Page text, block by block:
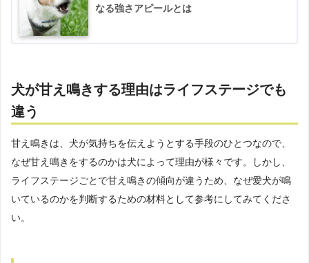
なる強さアピールとは
犬が甘え鳴きする理由はライフステージでも
違う
甘え鳴きは、犬が気持ちを伝えようとする手段のひとつなので、
なぜ甘え鳴きをするのかは犬によって理由が様々です。しかし、
ライフステージごとで甘え鳴きの傾向が違うため、なぜ愛犬が鳴
いているのかを判断するための材料として参考にしてみてくださ
い。